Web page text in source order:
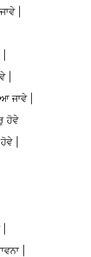
|
|
ਜਾਵੇ |
ਹੋਵੇ
|
|